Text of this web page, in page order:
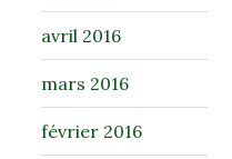
avril 2016
mars 2016
février 2016